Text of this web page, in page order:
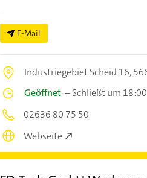
E-Mail
Industriegebiet Scheid 16,
Geöffnet–Schließt um 18:00
02636 80 75 50
Webseite